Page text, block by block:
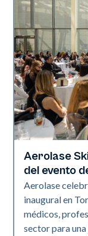
Tecnología
Aerolase
del evento
Aerolase
inaugural en
médicos,
sector para